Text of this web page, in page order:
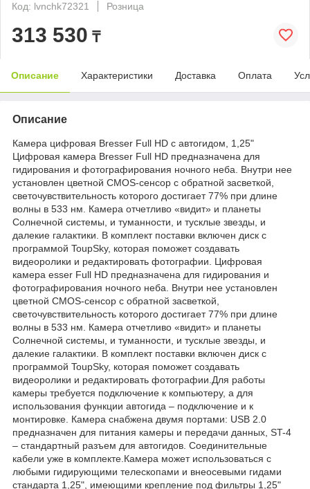
Код: lvnchk72321
Розница
313 530 ₸
Описание Характеристики Доставка Оплата
Описание
Камера цифровая Bresser Full HD с автогидом, 1,25"
Цифровая камера Bresser Full HD предназначена для
гидирования и фотографирования ночного неба. Внутри нее
установлен цветной CMOS-сенсор с обратной засветкой,
светочувствительность которого достигает 77% при длине
волны в 533 нм. Камера отчетливо «видит» и планеты
Солнечной системы, и туманности, и тусклые звезды, и
далекие галактики. В комплект поставки включен диск с
программой ToupSky, которая поможет создавать
видеоролики и редактировать фотографии. Цифровая
камера esser Full HD предназначена для гидирования и
фотографирования ночного неба. Внутри нее установлен
цветной CMOS-сенсор с обратной засветкой,
светочувствительность которого достигает 77% при длине
волны в 533 нм. Камера отчетливо «видит» и планеты
Солнечной системы, и туманности, и тусклые звезды, и
далекие галактики. В комплект поставки включен диск с
программой ToupSky, которая поможет создавать
видеоролики и редактировать фотографии.Для работы
камеры требуется подключение к компьютеру, а для
использования функции автогида – подключение и к
монтировке. Камера снабжена двумя портами: USB 2.0
предназначен для питания камеры и передачи данных, ST-4
– стандартный разъем для автогидов. Соединительные
кабели уже в комплекте.Камера может использоваться с
любыми гидирующими телескопами и внеосевыми гидами
стандарта 1,25", имеющими крепление под фильтры 1,25"